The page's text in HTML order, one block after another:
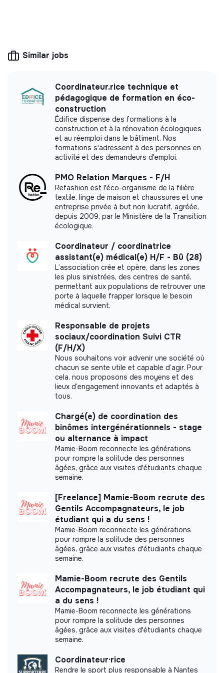
Du lundi au vendredi - horaires de journée
Poste ouvert aux personnes en situation de handicap.
Poste CADRE
association, cooperative, foundation, mutual or
More information
Website
Company
Between 50 and 250
employees
Elderly
Impact study
Alenvi did not yet communicate its impact
measurement.
Labels and certifications
Blanc Zèbre
Accompagné par Antropia ESSEC
Documents
Did not yet add a transparency document.
Similar jobs
Coordinateur.rice technique et
pédagogique de formation en éco-
construction
Édifice dispense des formations à la
construction et à la rénovation écologiques
et au réemploi dans le bâtiment. Nos
formations s'adressent à des personnes en
activité et des demandeurs d'emploi.
PMO Relation Marques - F/H
Refashion est l'éco-organisme de la filière
textile, linge de maison et chaussures et une
entreprise privée à but non lucratif, agréée,
depuis 2009, par le Ministère de la Transition
écologique.
Coordinateur / coordinatrice
assistant(e) médical(e) H/F - Bû (28)
L’association crée et opère, dans les zones
les plus sinistrées, des centres de santé,
permettant aux populations de retrouver une
porte à laquelle frapper lorsque le besoin
médical survient.
Responsable de projets
sociaux/coordination Suivi CTR
(F/H/X)
Nous souhaitons voir advenir une société où
chacun se sente utile et capable d’agir. Pour
cela, nous proposons des moyens et des
lieux d’engagement innovants et adaptés à
tous.
Chargé(e) de coordination des
binômes intergénérationnels - stage
ou alternance à impact
Mamie-Boom reconnecte les générations
pour rompre la solitude des personnes
âgées, grâce aux visites d'étudiants chaque
semaine.
[Freelance] Mamie-Boom recrute des
Gentils Accompagnateurs, le job
étudiant qui a du sens !
Mamie-Boom reconnecte les générations
pour rompre la solitude des personnes
âgées, grâce aux visites d'étudiants chaque
semaine.
Mamie-Boom recrute des Gentils
Accompagnateurs, le job étudiant qui
a du sens !
Mamie-Boom reconnecte les générations
pour rompre la solitude des personnes
âgées, grâce aux visites d'étudiants chaque
semaine.
Coordinateur·rice
Rendre le sport plus responsable à Nantes